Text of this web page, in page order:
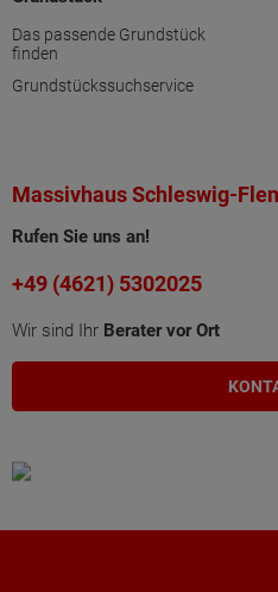
Das passende Grundstück
finden
Grundstückssuchservice
Massivhaus Schleswig-
Rufen Sie uns an!
+49 (4621) 5302025
Wir sind Ihr Berater vor Ort